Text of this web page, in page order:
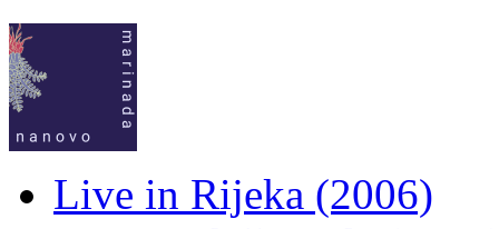
Live in Rijeka (2006)